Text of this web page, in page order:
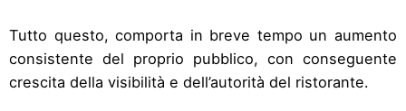
Tutto questo, comporta in breve tempo un aumento
consistente del proprio pubblico, con conseguente
crescita della visibilità e dell’autorità del ristorante.